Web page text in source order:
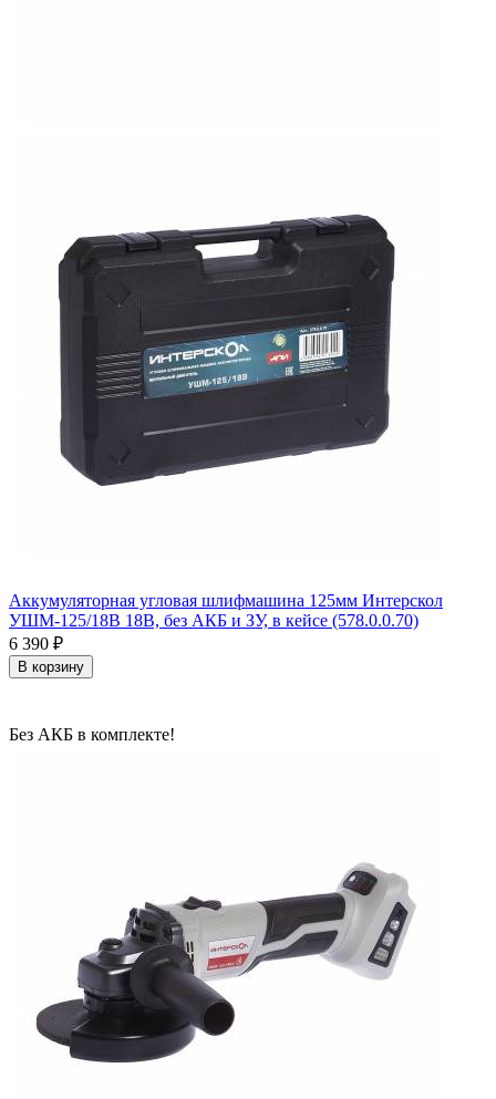
Аккумуляторная угловая шлифмашина 125мм Интерскол
УШМ-125/18В 18В, без АКБ и ЗУ, в кейсе (578.0.0.70)
6 390 ₽
В корзину
Без АКБ в комплекте!